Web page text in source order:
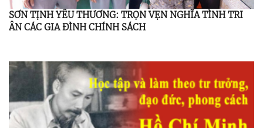
SƠN TỊNH YÊU THƯƠNG: TRỌN VẸN NGHĨA TÌNH TRI
ÂN CÁC GIA ĐÌNH CHÍNH SÁCH